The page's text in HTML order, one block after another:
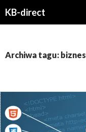
KB-direct
Archiwa tagu: biznes